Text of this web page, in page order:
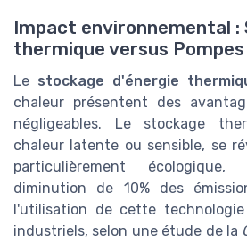
Impact environnemental :
thermique versus
Le stockage d'énergie
chaleur présentent des
négligeables. Le stockage
chaleur latente ou sensible, se
particulièrement
diminution de 10% des
l'utilisation de cette
industriels, selon une étude de la